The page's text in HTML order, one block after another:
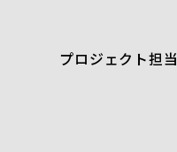
プロジェクト担当